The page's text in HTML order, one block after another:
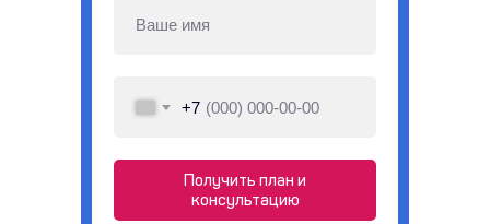
+7
Получить план и
консультацию